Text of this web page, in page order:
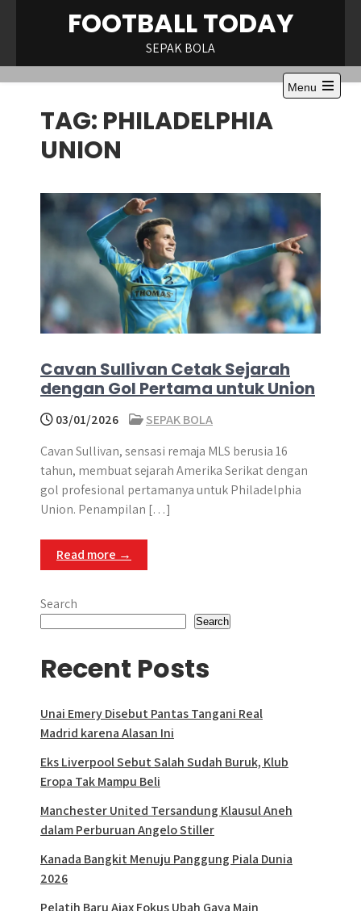
FOOTBALL TODAY
SEPAK BOLA
Menu
Open
TAG: PHILADELPHIA
UNION
Cavan Sullivan Cetak Sejarah
dengan Gol Pertama untuk Union
03/01/2026
SEPAK BOLA
Cavan Sullivan, sensasi remaja MLS berusia 16
tahun, membuat sejarah Amerika Serikat dengan
gol profesional pertamanya untuk Philadelphia
Union. Penampilan […]
Read more →
Search
Search
Recent Posts
Unai Emery Disebut Pantas Tangani Real
Madrid karena Alasan Ini
Eks Liverpool Sebut Salah Sudah Buruk, Klub
Eropa Tak Mampu Beli
Manchester United Tersandung Klausul Aneh
dalam Perburuan Angelo Stiller
Kanada Bangkit Menuju Panggung Piala Dunia
2026
Pelatih Baru Ajax Fokus Ubah Gaya Main